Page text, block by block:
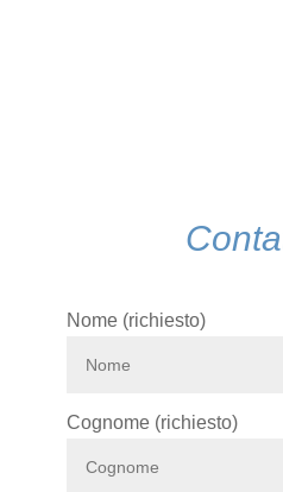
Nome (richiesto)
Cognome (richiesto)